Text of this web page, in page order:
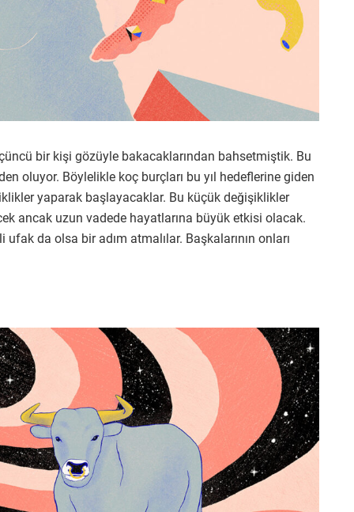
bir kişi gözüyle bakacaklarından bahsetmiştik. Bu
oluyor. Böylelikle koç burçları bu yıl hedeflerine giden
yaparak başlayacaklar. Bu küçük değişiklikler
ancak uzun vadede hayatlarına büyük etkisi olacak.
da olsa bir adım atmalılar. Başkalarının onları